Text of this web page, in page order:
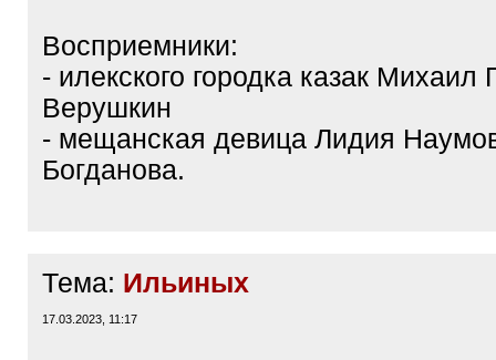
Восприемники:
- илекского городка казак
Верушкин
- мещанская девица Лидия
Богданова.
Тема: Ильиных
17.03.2023, 11:17